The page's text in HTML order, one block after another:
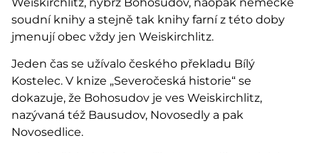
soudní knihy a stejně tak knihy farní z této doby
jmenují obec vždy jen Weiskirchlitz.
Jeden čas se užívalo českého překladu Bílý
Kostelec. V knize „Severočeská historie“ se
dokazuje, že Bohosudov je ves Weiskirchlitz,
nazývaná též Bausudov, Novosedly a pak
Novosedlice.